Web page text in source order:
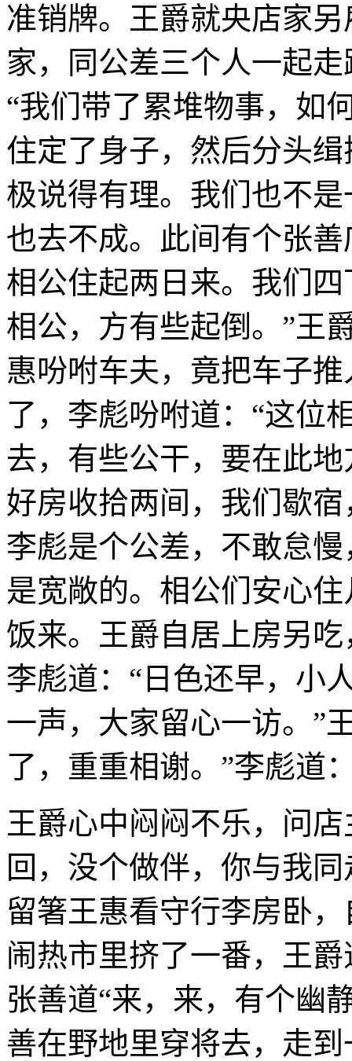
准销牌。王爵就央店家
家，同公差三个人一起
“我们带了累堆物事，如
住定了身子，然后分头
极说得有理。我们也不
也去不成。此间有个张
相公住起两日来。我们
相公，方有些起倒。”王
惠吩咐车夫，竟把车子
了，李彪吩咐道：“这位
去，有些公干，要在此
好房收拾两间，我们歇
李彪是个公差，不敢怠
是宽敞的。相公们安心
饭来。王爵自居上房另
李彪道：“日色还早，小
一声，大家留心一访。”
了，重重相谢。”李彪道
王爵心中闷闷不乐，问
回，没个做伴，你与我
留箸王惠看守行李房卧
闹热市里挤了一番，王
张善道“来，来，有个幽
善在野地里穿将去，走